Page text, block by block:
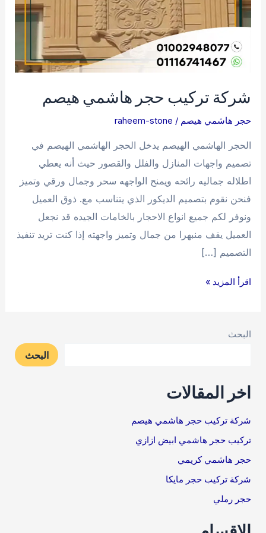
شركة تركيب حجر هاشمي هيصم
حجر هاشمي هيصم /
raheem-stone
الحجر الهاشمي الهيصم يدخل الحجر الهاشمي الهيصم في
تصميم واجهات المنازل والفلل والقصور حيث أنه يعطي
اطلاله جماليه رائحه ويمنح الواجهه سحر وجمال ورقي وتميز
فنحن نقوم بتصميم الديكور الذي يتناسب مع. ذوق العميل
ونوفر لكم جميع انواع الاحجار بالخامات الجيده قد نجعل
العميل يقف منبهرا من جمال وتميز واجهته إذا كنت تريد تنفيذ
التصميم […]
اقرأ المزيد »
البحث
البحث
اخر المقالات
شركة تركيب حجر هاشمي هيصم
تركيب حجر هاشمي ابيض ازازي
حجر هاشمي كريمي
شركة تركيب حجر مايكا
حجر رملي